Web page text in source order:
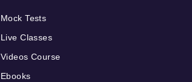
Mock Tests
Live Classes
Videos Course
Ebooks